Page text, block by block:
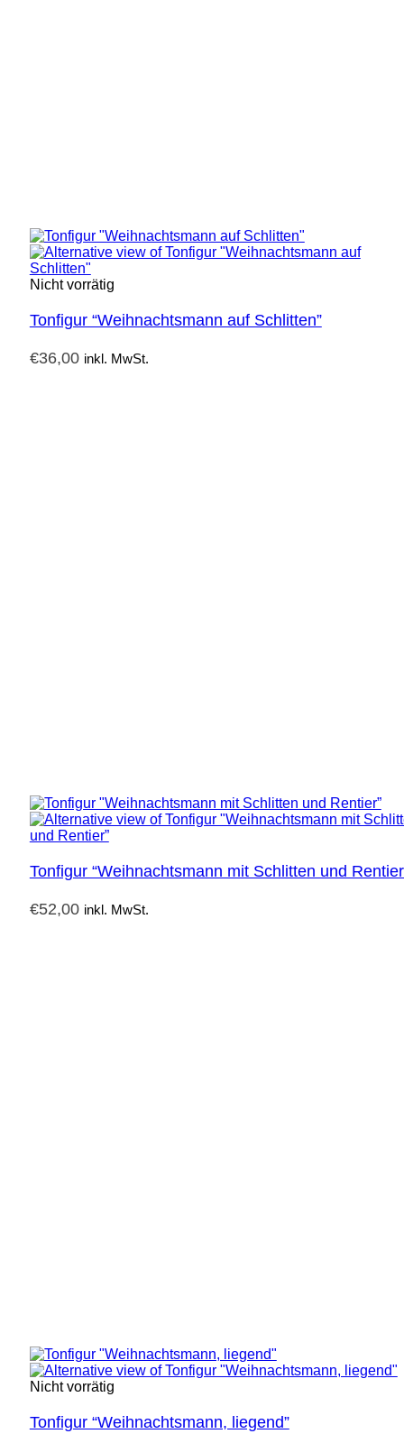
Nicht vorrätig
Tonfigur “Weihnachtsmann auf Schlitten”
€36,00 inkl. MwSt.
Tonfigur “Weihnachtsmann mit Schlitten und
€52,00 inkl. MwSt.
Nicht vorrätig
Tonfigur “Weihnachtsmann, liegend”